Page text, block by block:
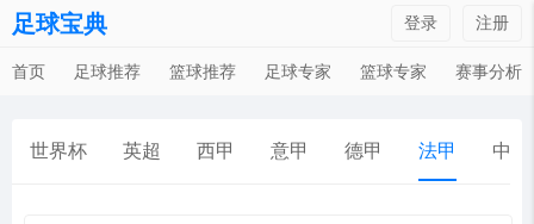
足球宝典 登录 注册
首页 足球推荐 篮球推荐 足球专家 篮球专家 赛事分析
世界杯 英超 西甲 意甲 德甲 法甲 中超